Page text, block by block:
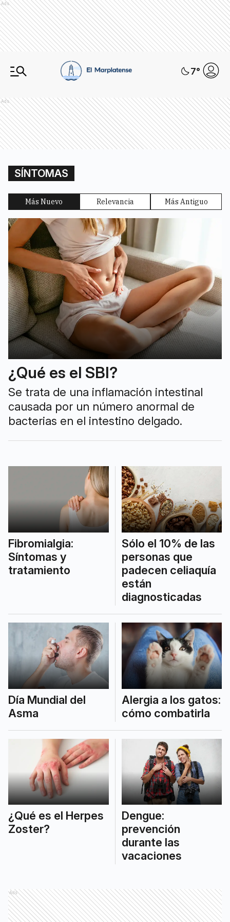
Ads
7°
Ads
SÍNTOMAS
Más Nuevo Relevancia Más Antiguo
¿Qué es el SBI?
Se trata de una inflamación intestinal
causada por un número anormal de
bacterias en el intestino delgado.
Fibromialgia:
Síntomas y
tratamiento
Sólo el 10% de las
personas que
padecen celiaquía
están
diagnosticadas
Día Mundial del
Asma
Alergia a los gatos:
cómo combatirla
¿Qué es el Herpes
Zoster?
Dengue:
prevención
durante las
vacaciones
Ads